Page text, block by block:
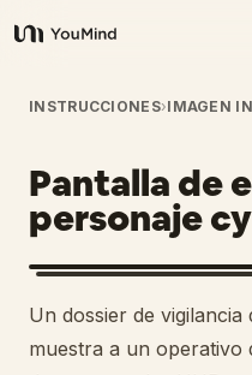
YouMind
Resumen
Casos de uso
Habilidades
Prompts
INSTRUCCIONES›IMAGEN
Pantalla de
personaje
Un dossier de
muestra a un